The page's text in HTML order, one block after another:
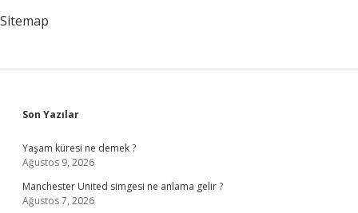
Sitemap
Sidebar
Son Yazılar
Yaşam küresi ne demek ?
Ağustos 9, 2026
Manchester United simgesi ne anlama gelir ?
Ağustos 7, 2026